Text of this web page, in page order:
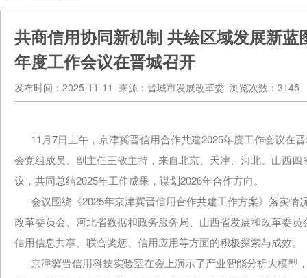
共商信用协同新机制 共绘区域发展新
年度工作会议在晋城召开
发布时间：2025-11-11 来源：晋城市发展改革委 浏览次数：3145
11月7日上午，京津冀晋信用合作共建2025年度工作会议在
会党组成员、副主任王敬主持，来自北京、天津、河北、山西
议，共同总结2025年工作成果，谋划2026年合作方向。
会议围绕《2025年京津冀晋信用合作共建工作方案》落实情
改革委员会、河北省数据和政务服务局、山西省发展和改革委
信用信息共享、联合奖惩、信用应用等方面的积极探索与成效。
京津冀晋信用科技实验室在会上演示了产业智能分析大模型